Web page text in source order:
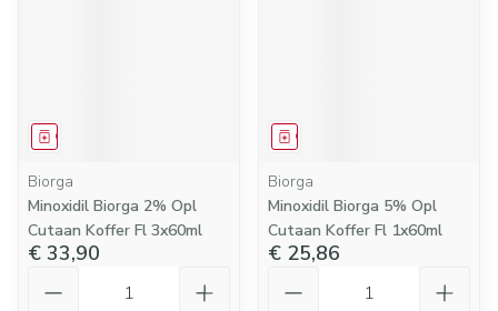
Geneesmiddel
Biorga
Minoxidil Biorga 2% Opl
Cutaan Koffer Fl 3x60ml
€ 33,90
Geneesmiddel
Biorga
Minoxidil Biorga 5% Opl
Cutaan Koffer Fl 1x60ml
€ 25,86